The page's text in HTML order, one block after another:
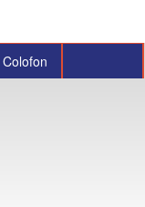
Colofon